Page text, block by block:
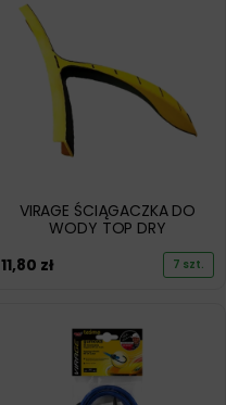
VIRAGE ŚCIĄGACZKA DO
WODY TOP DRY
11,80 zł 7 szt.